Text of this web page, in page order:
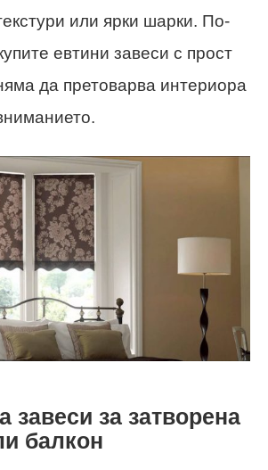
или ярки шарки. По-
евтини завеси с прост
да претоварва интериора
завеси за затворена
балкон